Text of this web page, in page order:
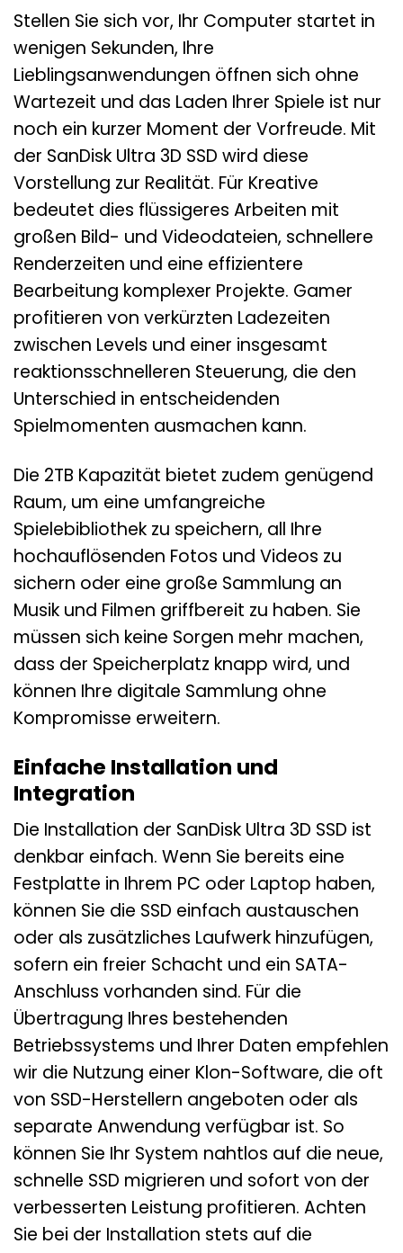
Stellen Sie sich vor, Ihr Computer startet in
wenigen Sekunden, Ihre
Lieblingsanwendungen öffnen sich ohne
Wartezeit und das Laden Ihrer Spiele ist nur
noch ein kurzer Moment der Vorfreude. Mit
der SanDisk Ultra 3D SSD wird diese
Vorstellung zur Realität. Für Kreative
bedeutet dies flüssigeres Arbeiten mit
großen Bild- und Videodateien, schnellere
Renderzeiten und eine effizientere
Bearbeitung komplexer Projekte. Gamer
profitieren von verkürzten Ladezeiten
zwischen Levels und einer insgesamt
reaktionsschnelleren Steuerung, die den
Unterschied in entscheidenden
Spielmomenten ausmachen kann.
Die 2TB Kapazität bietet zudem genügend
Raum, um eine umfangreiche
Spielebibliothek zu speichern, all Ihre
hochauflösenden Fotos und Videos zu
sichern oder eine große Sammlung an
Musik und Filmen griffbereit zu haben. Sie
müssen sich keine Sorgen mehr machen,
dass der Speicherplatz knapp wird, und
können Ihre digitale Sammlung ohne
Kompromisse erweitern.
Einfache Installation und
Integration
Die Installation der SanDisk Ultra 3D SSD ist
denkbar einfach. Wenn Sie bereits eine
Festplatte in Ihrem PC oder Laptop haben,
können Sie die SSD einfach austauschen
oder als zusätzliches Laufwerk hinzufügen,
sofern ein freier Schacht und ein SATA-
Anschluss vorhanden sind. Für die
Übertragung Ihres bestehenden
Betriebssystems und Ihrer Daten empfehlen
wir die Nutzung einer Klon-Software, die oft
von SSD-Herstellern angeboten oder als
separate Anwendung verfügbar ist. So
können Sie Ihr System nahtlos auf die neue,
schnelle SSD migrieren und sofort von der
verbesserten Leistung profitieren. Achten
Sie bei der Installation stets auf die